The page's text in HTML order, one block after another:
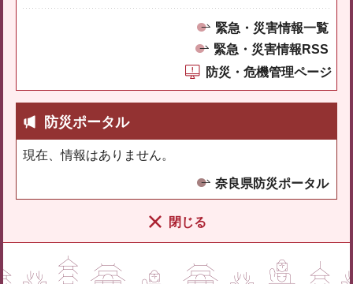
緊急・災害情報一覧
緊急・災害情報RSS
防災・危機管理ページ
防災ポータル
現在、情報はありません。
奈良県防災ポータル
閉じる